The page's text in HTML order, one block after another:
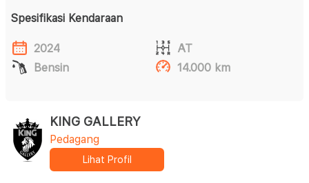
Spesifikasi Kendaraan
2024
AT
Bensin
14.000 km
KING GALLERY
Pedagang
Lihat Profil